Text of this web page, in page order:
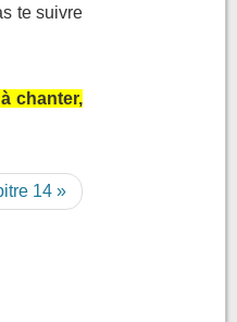
te suivre
chanter,
14 »